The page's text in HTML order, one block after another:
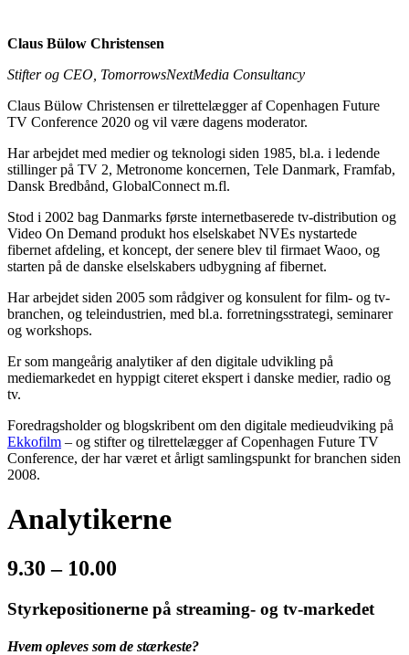
Claus Bülow Christensen
Stifter og CEO, TomorrowsNextMedia Consultancy
Claus Bülow Christensen er tilrettelægger af Copenhagen Future
TV Conference 2020 og vil være dagens moderator.
Har arbejdet med medier og teknologi siden 1985, bl.a. i ledende
stillinger på TV 2, Metronome koncernen, Tele Danmark, Framfab,
Dansk Bredbånd, GlobalConnect m.fl.
Stod i 2002 bag Danmarks første internetbaserede tv-distribution og
Video On Demand produkt hos elselskabet NVEs nystartede
fibernet afdeling, et koncept, der senere blev til firmaet Waoo, og
starten på de danske elselskabers udbygning af fibernet.
Har arbejdet siden 2005 som rådgiver og konsulent for film- og tv-
branchen, og teleindustrien, med bl.a. forretningsstrategi, seminarer
og workshops.
Er som mangeårig analytiker af den digitale udvikling på
mediemarkedet en hyppigt citeret ekspert i danske medier, radio og
tv.
Foredragsholder og blogskribent om den digitale medieudviking på
Ekkofilm – og stifter og tilrettelægger af Copenhagen Future TV
Conference, der har været et årligt samlingspunkt for branchen siden
2008.
Analytikerne
9.30 – 10.00
Styrkepositionerne på streaming- og tv-markedet
Hvem opleves som de stærkeste?